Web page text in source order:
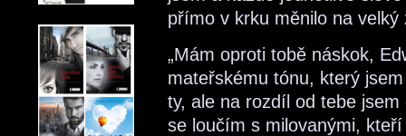
přímo v krku měnilo na velký
„Mám oproti tobě náskok,
mateřskému tónu, který
ty, ale na rozdíl od tebe
se loučím s milovanými,